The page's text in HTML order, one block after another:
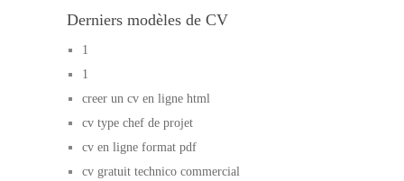
Derniers modèles de CV
1
1
creer un cv en ligne html
cv type chef de projet
cv en ligne format pdf
cv gratuit technico commercial